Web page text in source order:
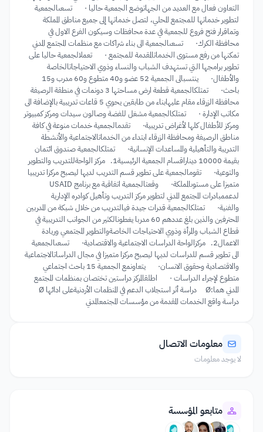
التعاون فعال مع العديد من الجهاتوضع الجمعية حاليا · تسعىالجمعية
لتطوير خدماتها للمجتمع المحلي، لتصل خدماتها إلى جميع مناطق المملكة
وتماقرار فتح فروع للجمعية في عدة محافظات وسيكون الفرع الاول في
محافظة الكرك· تسعىالجمعية الى بناء شراكات مع منظمات المجتمع المدني
تمكنها من رفع مستوى الخدماتالمقدمة للمجتمع · تعملالجمعية حاليا على
تطوير برامجها التي تستهدف الشباب والنساء وذوي الاحتياجاتالخاصة
والأطفال· ينتسبالى الجمعية 52 عضو و40 متطوع و60 مدرب و15
باحث· تمتلكالجمعية قطعة ارض مساحتها 3 دونمات في منطقة الرصيفة
محافظة الزرقاء مقام عليهابناء من طابقين يحوي 5 قاعات تدريبية بالإضافة الى
مكاتب الإدارة · تمتلكالجمعية مشغل للفضة وصالون سيدات ومركز كمبيوتر
ومركز للأطفال كلها لأغراض تدريبية· تقدمالجمعية خدمات منوعة في كافة
مناطق الرصيفة ومحافظة الزرقاء ابتداء من الخدماتالاجتماعية والأنشطة
التدريبة والتأهيلية والمساعدات الإنسانية· تمتلكالجمعية صندوق ائتمان
بقيمة 10000 ديناراقسام الجمعية الرئيسية1. مركز الواحةللتدريب والتطوير
والتوعية· تقومالجمعية على تطوير قسم التدريب لديها ليصبح مركزا تدريبيا
متميزا على مستوىالمملكة· وقعتالجمعية اتفاقية مع برنامج USAID
لدعممبادرات المجتمع المدني لتطوير مركز التدريب وتأهيل كوادره الإدارية
والفنية· تمتلكالجمعية قدرات جيدة فيالتدريب من خلال شبكة من المدربين
المحترفين والذين بلغ عددهم 60 مدربا يغطونالكثير من الجوانب التدريبية في
قطاع الشباب والمرأة وذوي الاحتياجات الخاصةوالتطوير المجتمعي وريادة
الاعمال2. مركزالواحة الدراسات الاجتماعية والاقتصادية· تسعىالجمعية
الى تطوير قسم للدراسات لديها ليصبح مركزا متميزا في مجال الدراساتالاجتماعية
والاقتصادية وحقوق الانسان· يتعاونمع الجمعية 15 باحث اجتماعي
متطوع لإجراء الدراسات · اطلقالمركز دراستين تختصان بمنظمات المجتمع
دراسة واقع الخدمات المقدمة من مؤسسات المجتمعالمدني
معلومات الاتصال
لا يوجد معلومات
متابعو المؤسسة